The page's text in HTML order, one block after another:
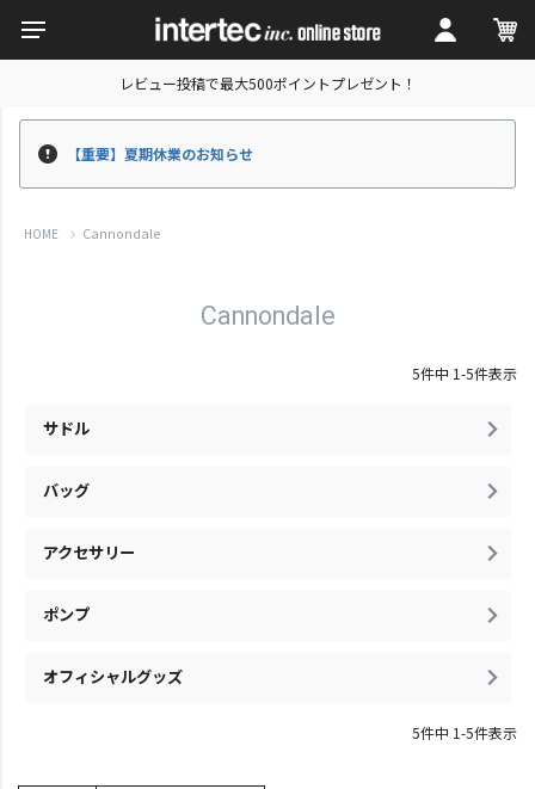
レビュー投稿で最大500ポイントプレゼント！
【重要】夏期休業のお知らせ
HOME Cannondale
Cannondale
5件中 1-5件表示
サドル
バッグ
アクセサリー
ポンプ
オフィシャルグッズ
5件中 1-5件表示